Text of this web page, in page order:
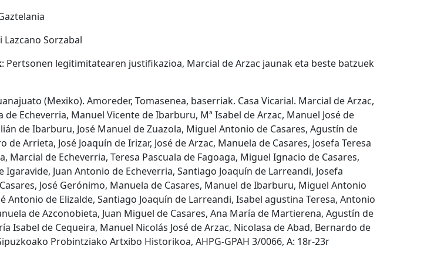
Lazcano Sorzabal
: Pertsonen legitimitatearen justifikazioa, Marcial de Arzac jaunak eta beste batzuek
(Mexiko). Amoreder, Tomasenea, baserriak. Casa Vicarial. Marcial de Arzac,
de Echeverria, Manuel Vicente de Ibarburu, Mª Isabel de Arzac, Manuel José de
de Ibarburu, José Manuel de Zuazola, Miguel Antonio de Casares, Agustín de
de Arrieta, José Joaquín de Irizar, José de Arzac, Manuela de Casares, Josefa Teresa
Marcial de Echeverria, Teresa Pascuala de Fagoaga, Miguel Ignacio de Casares,
Igaravide, Juan Antonio de Echeverria, Santiago Joaquín de Larreandi, Josefa
José Gerónimo, Manuela de Casares, Manuel de Ibarburu, Miguel Antonio
Antonio de Elizalde, Santiago Joaquín de Larreandi, Isabel agustina Teresa, Antonio
de Azconobieta, Juan Miguel de Casares, Ana María de Martierena, Agustín de
Isabel de Cequeira, Manuel Nicolás José de Arzac, Nicolasa de Abad, Bernardo de
Probintziako Artxibo Historikoa, AHPG-GPAH 3/0066, A: 18r-23r